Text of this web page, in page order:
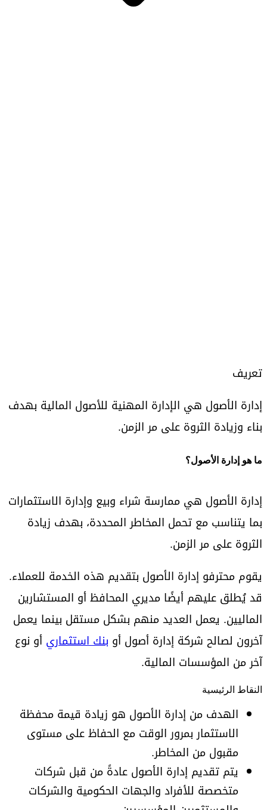
تعريف
إدارة الأصول هي الإدارة المهنية للأصول المالية بهدف
بناء وزيادة الثروة على مر الزمن.
ما هو إدارة الأصول؟
إدارة الأصول هي ممارسة شراء وبيع وإدارة الاستثمارات
بما يتناسب مع تحمل المخاطر المحددة، بهدف زيادة
الثروة على مر الزمن.
يقوم محترفو إدارة الأصول بتقديم هذه الخدمة للعملاء.
قد يُطلق عليهم أيضًا مديري المحافظ أو المستشارين
الماليين. يعمل العديد منهم بشكل مستقل بينما يعمل
آخرون لصالح شركة إدارة أصول أو بنك استثماري أو نوع
آخر من المؤسسات المالية.
النقاط الرئيسية
الهدف من إدارة الأصول هو زيادة قيمة محفظة
الاستثمار بمرور الوقت مع الحفاظ على مستوى
مقبول من المخاطر.
يتم تقديم إدارة الأصول عادةً من قبل شركات
متخصصة للأفراد والجهات الحكومية والشركات